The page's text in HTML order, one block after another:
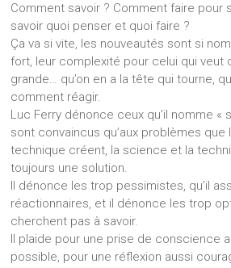
Comment savoir ? Comment faire pour
savoir quoi penser et quoi faire ?
Ça va si vite, les nouveautés sont si
fort, leur complexité pour celui qui veut
grande… qu’on en a la tête qui tourne,
comment réagir.
Luc Ferry dénonce ceux qu’il nomme «
sont convaincus qu’aux problèmes que
technique créent, la science et la
toujours une solution.
Il dénonce les trop pessimistes, qu’il
réactionnaires, et il dénonce les trop
cherchent pas à savoir.
Il plaide pour une prise de conscience
possible, pour une réflexion aussi